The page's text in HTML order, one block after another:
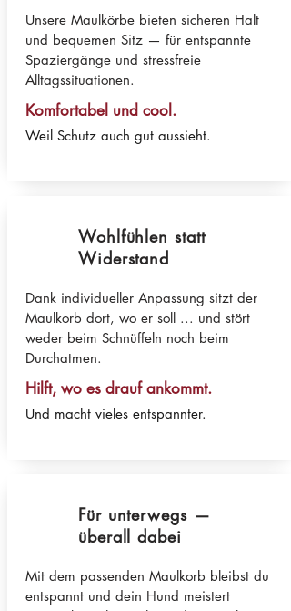
Unsere Maulkörbe bieten sicheren Halt
und bequemen Sitz — für entspannte
Spaziergänge und stressfreie
Alltagssituationen.
Komfortabel und cool.
Weil Schutz auch gut aussieht.
Wohlfühlen statt
Widerstand
Dank individueller Anpassung sitzt der
Maulkorb dort, wo er soll ... und stört
weder beim Schnüffeln noch beim
Durchatmen.
Hilft, wo es drauf ankommt.
Und macht vieles entspannter.
Für unterwegs —
überall dabei
Mit dem passenden Maulkorb bleibst du
entspannt und dein Hund meistert